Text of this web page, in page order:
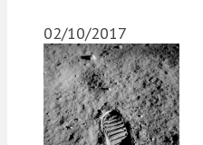
02/10/2017